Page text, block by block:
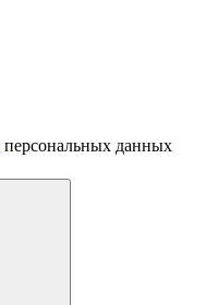
персональных данных